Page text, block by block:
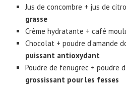
Jus de concombre + jus de
grasse
Crème hydratante + café
Chocolat + poudre d’amande
puissant antioxydant
Poudre de fenugrec + poudre
grossissant pour les fesses